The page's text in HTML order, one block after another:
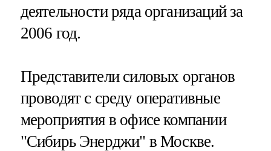
деятельности ряда организаций за
2006 год.
Представители силовых органов
проводят с среду оперативные
мероприятия в офисе компании
"Сибирь Энерджи" в Москве.